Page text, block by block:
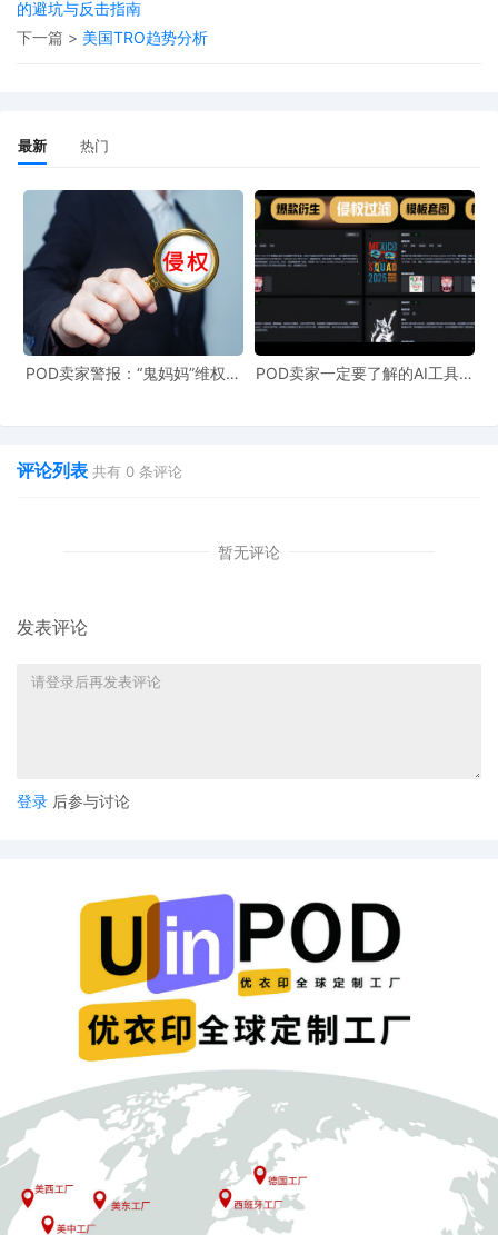
提起TRO，不少亚马逊卖家都有听闻，或者亲身经历过。
律师会向法院提起诉讼请求，递交诉状立案时会向法院申
卖家来说，亚马逊会以邮件的形式通知卖家。TRO一般有
效期为14天，若原告理由充分，可申请延长至28天。为
了避免账户资金冻结，卖家（被告）需要聘请律师出庭应
诉或协商庭外和解。
此次Shein申请对Temu的TRO，是Shein在去年12月对
计划，通过“在社交媒体上冒充[the] SHEIN品牌来促进自
的图像作为其自己的产品列表的一部分。”
Temu反驳了该诉讼，认为Shein未能履行其版权主张（因
商业诽谤。Temu声称，它“从未冒充 Shein，也没有参与
目前法院支持了Shein的诉讼请求，批准了对Temu的
两家在美国电商市场数一数二的电商平台企业，此刻在推
广、销售、供应链、知识产权、法律等全战线打得不可开
交。而“侵权”这张牌打出后，对平台企业非常有杀伤力。
所有跨境电商卖家也必须明白，“侵权”在欧美，就是一条
绝对红线！无论过去是否触碰过，未来绝对不能发生任
何“侵权”举动，不然接单一时爽，接踵而来的，将会是各
种法律诉讼和资金冻结，得不偿失！
的避坑与反击指南
下一篇 > 美国TRO趋势分析
最新 热门
POD卖家警报：“鬼妈妈”维权致
POD卖家一定要了解的AI工具，
评论列表 共有 0 条评论
暂无评论
发表评论
登录 后参与讨论